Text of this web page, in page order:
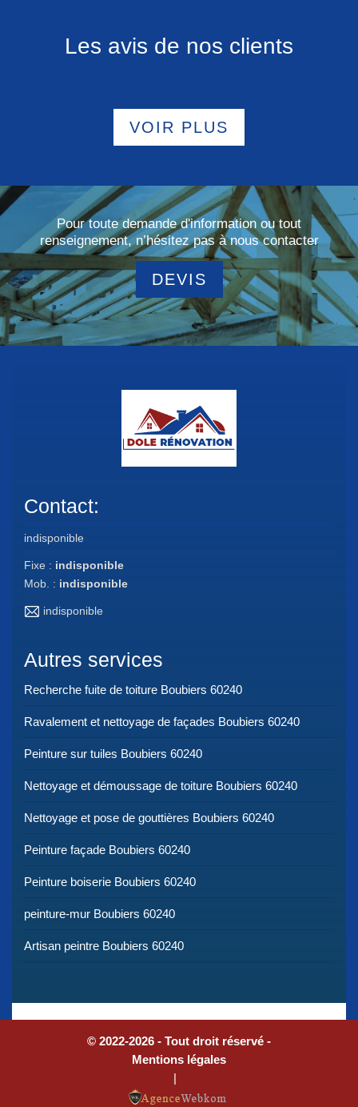
Les avis de nos clients
VOIR PLUS
Pour toute demande d'information ou tout
renseignement, n’hésitez pas à nous contacter
DEVIS
Contact:
indisponible
Fixe : indisponible
Mob. : indisponible
indisponible
Autres services
Recherche fuite de toiture Boubiers 60240
Ravalement et nettoyage de façades Boubiers 60240
Peinture sur tuiles Boubiers 60240
Nettoyage et démoussage de toiture Boubiers 60240
Nettoyage et pose de gouttières Boubiers 60240
Peinture façade Boubiers 60240
Peinture boiserie Boubiers 60240
peinture-mur Boubiers 60240
Artisan peintre Boubiers 60240
© 2022-2026 - Tout droit réservé -
Mentions légales
|